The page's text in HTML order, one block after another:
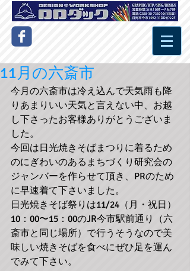
11月の六斎市
今月の六斎市は冷え込んで天気雨も降
りあまりいい天気と言えない中、お越
し下さったお客様ありがとうございま
した。
今回は日光焼きそばまつりに着るため
のにぎわいのあるまちづくり研究会の
ジャンバーを作らせて頂き、PRのため
に早速着て下さいました。
日光焼きそば祭りは11/24（月・祝日）
10：00〜15：00のJR今市駅前通り（六
斎市と同じ場所）で行うそうなので美
味しい焼きそばを食べにぜひ足を運ん
でみて下さい。